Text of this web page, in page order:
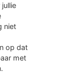
niet
op dat
met